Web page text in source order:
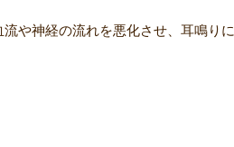
や神経の流れを悪化させ、耳鳴りに